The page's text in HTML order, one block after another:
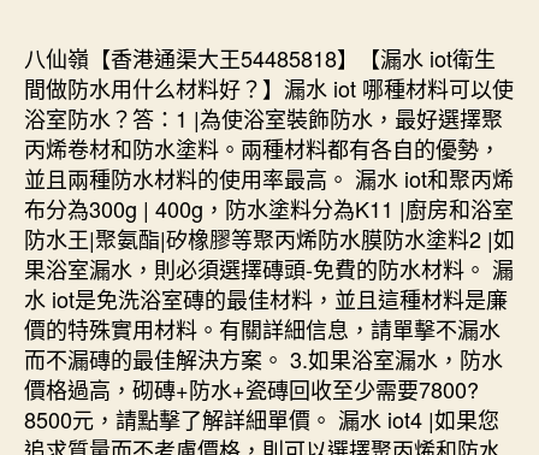
八仙嶺【香港通渠大王54485818】【漏水 iot衛生
間做防水用什么材料好？】漏水 iot 哪種材料可以使
浴室防水？答：1 |為使浴室裝飾防水，最好選擇聚
丙烯卷材和防水塗料。兩種材料都有各自的優勢，
並且兩種防水材料的使用率最高。 漏水 iot和聚丙烯
布分為300g | 400g，防水塗料分為K11 |廚房和浴室
防水王|聚氨酯|矽橡膠等聚丙烯防水膜防水塗料2 |如
果浴室漏水，則必須選擇磚頭-免費的防水材料。 漏
水 iot是免洗浴室磚的最佳材料，並且這種材料是廉
價的特殊實用材料。有關詳細信息，請單擊不漏水
而不漏磚的最佳解決方案。 3.如果浴室漏水，防水
價格過高，砌磚+防水+瓷磚回收至少需要7800?
8500元，請點擊了解詳細單價。 漏水 iot4 |如果您